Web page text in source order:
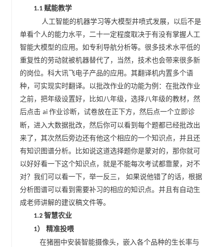
1.1 赋能教学
人工智能的机器学习等大模型井喷式发展，以后不是
单看个人的能力水平，二十一定程度取决于有没有掌握人工
智能大模型的应用。如专利导航分析等。很多技术水平低的
重复性的劳动就被机器替代了，当然，技术也会带来很多新
的岗位。科大讯飞电子产品的应用。其翻译机内置多个语
种，可实现实时翻译。以批改作业的功能为例：在批改作业
之前，把年级设置好，比如八年级，选择八年级的教材，然
后点击 ai 作业诊断，试卷放在正下方，然后点一个立即诊
断，进入大数据批改，然后你可以看到每个题都已经批改出
来了，其次然后旁边还有他这个相应的一个知识点，并且还
有知识图谱分析。比如说这道选择题你是蒙对的，那你就可
以好好看一下这个知识点，就是不能每次考试都靠蒙，对不
对？我们可以看一下，举一反三， 如果说他错了的话，根据
分析图谱可以看到需要补习的相应的知识点。并且有自动生
成老师讲解的建议稿文件等。
1.2 智慧农业
1） 精准投喂
在猪圈中安装智能摄像头，嵌入各个品种的生长率与